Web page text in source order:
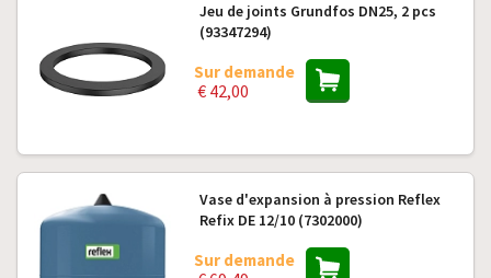
Jeu de joints Grundfos DN25, 2 pcs
(93347294)
Sur demande
€ 42,00
Vase d'expansion à pression Reflex
Refix DE 12/10 (7302000)
Sur demande